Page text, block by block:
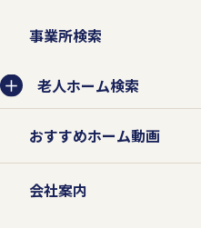
事業所検索
老人ホーム検索
おすすめホーム動画
会社案内